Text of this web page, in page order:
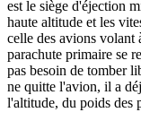
est le siège d'éjection
haute altitude et les
celle des avions volant
parachute primaire se
pas besoin de tomber
ne quitte l'avion, il a
l'altitude, du poids des